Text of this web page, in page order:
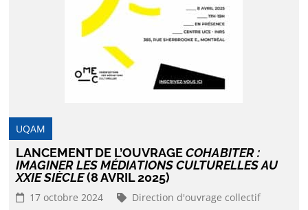
UQAM
LANCEMENT DE L’OUVRAGECOHABITER :
IMAGINER LES MÉDIATIONS CULTURELLES AU
XXIE SIÈCLE(8 AVRIL 2025)
17 octobre 2024
Direction d'ouvrage collectif